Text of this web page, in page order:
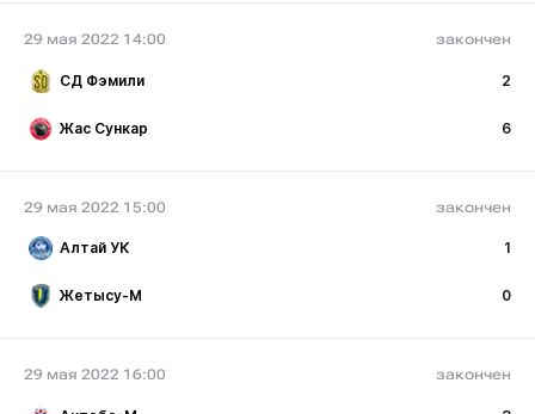
29 мая 2022 14:00 закончен
СД Фэмили 2
Жас Сункар 6
29 мая 2022 15:00 закончен
Алтай УК 1
Жетысу-М 0
29 мая 2022 16:00 закончен